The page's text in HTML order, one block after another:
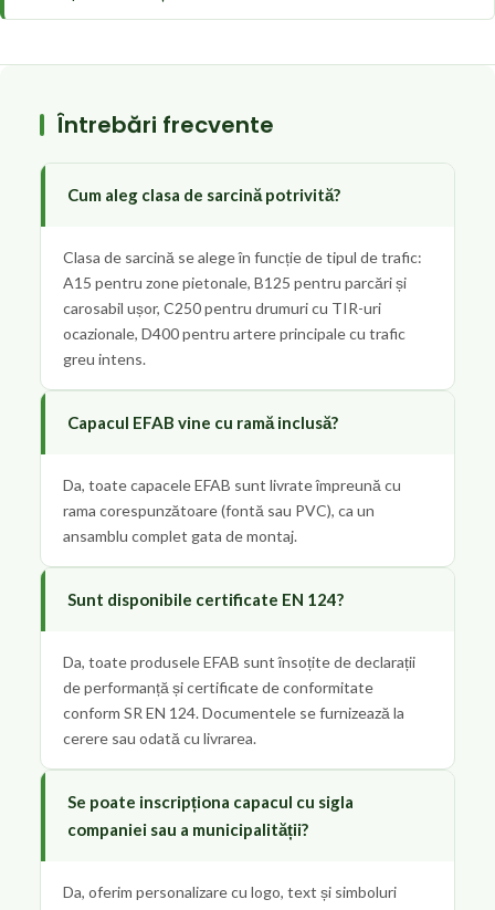
Întrebări frecvente
Cum aleg clasa de sarcină potrivită?
Clasa de sarcină se alege în funcție de tipul de trafic:
A15 pentru zone pietonale, B125 pentru parcări și
carosabil ușor, C250 pentru drumuri cu TIR-uri
ocazionale, D400 pentru artere principale cu trafic
greu intens.
Capacul EFAB vine cu ramă inclusă?
Da, toate capacele EFAB sunt livrate împreună cu
rama corespunzătoare (fontă sau PVC), ca un
ansamblu complet gata de montaj.
Sunt disponibile certificate EN 124?
Da, toate produsele EFAB sunt însoțite de declarații
de performanță și certificate de conformitate
conform SR EN 124. Documentele se furnizează la
cerere sau odată cu livrarea.
Se poate inscripționa capacul cu sigla
companiei sau a municipalității?
Da, oferim personalizare cu logo, text și simboluri